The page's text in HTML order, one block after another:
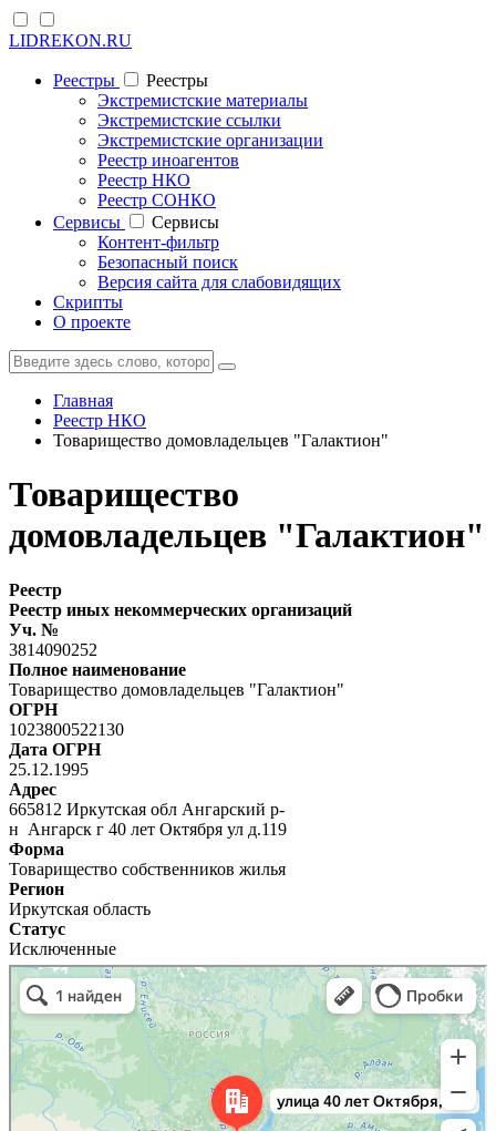
LIDREKON.RU
Реестры
Реестры
Экстремистские материалы
Экстремистские ссылки
Экстремистские организации
Реестр иноагентов
Реестр НКО
Реестр СОНКО
Cервисы
Cервисы
Контент-фильтр
Безопасный поиск
Версия сайта для слабовидящих
Скрипты
О проекте
Главная
Реестр НКО
Товарищество домовладельцев "Галактион"
Товарищество
домовладельцев "Галактион"
Реестр
Реестр иных некоммерческих организаций
Уч. №
3814090252
Полное наименование
Товарищество домовладельцев "Галактион"
ОГРН
1023800522130
Дата ОГРН
25.12.1995
Адрес
665812 Иркутская обл Ангарский р-
н Ангарск г 40 лет Октября ул д.119
Форма
Товарищество собственников жилья
Регион
Иркутская область
Статус
Исключенные